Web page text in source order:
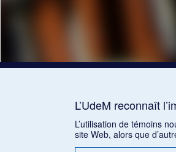
L’UdeM reconnaît
L’utilisation de témoins
site Web, alors que